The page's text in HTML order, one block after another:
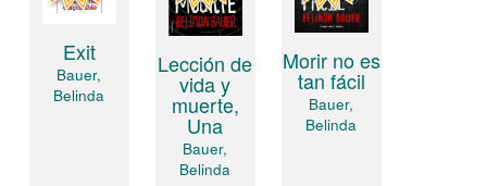
Exit
Bauer,
Belinda
Lección de
vida y
muerte,
Una
Bauer,
Belinda
Morir no es
tan fácil
Bauer,
Belinda